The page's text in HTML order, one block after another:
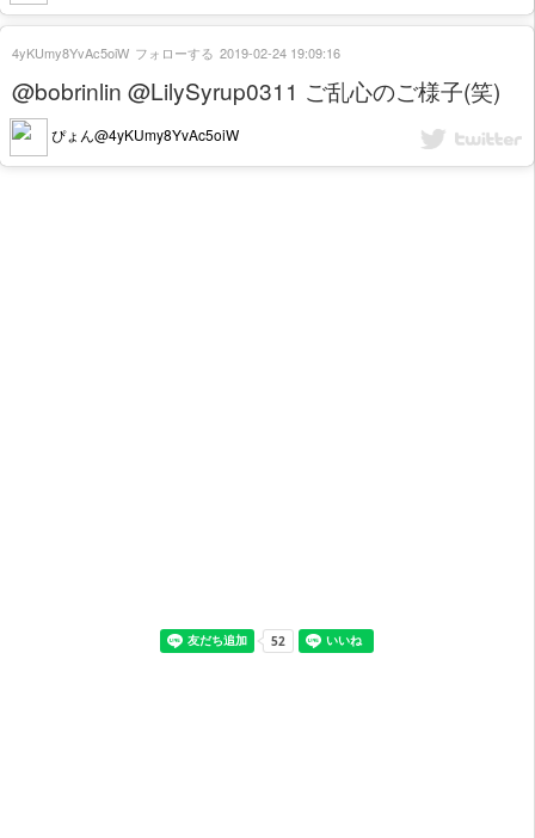
@bobrinlin @LilySyrup0311 ご乱心のご様子(笑)
ぴょん@4yKUmy8YvAc5oiW
4yKUmy8YvAc5oiW フォローする 2019-02-24 19:09:16